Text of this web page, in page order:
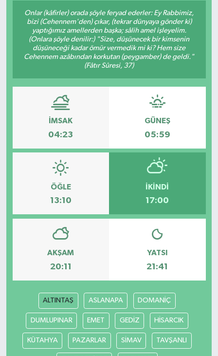
Onlar (kâfirler) orada şöyle feryad ederler: Ey Rabbimiz,
bizi (Cehennem'den) çıkar, (tekrar dünyaya gönder ki)
yaptığımız amellerden başka; sâlih amel işleyelim.
(Onlara şöyle denilir:) "Size, düşünecek bir kimsenin
düşüneceği kadar ömür vermedik mi ki? Hem size
Cehennem azâbından korkutan (peygamber) de geldi."
(Fâtır Sûresi, 37)
İMSAK
04:23
GÜNEŞ
05:59
ÖĞLE
13:10
İKINDI
17:00
AKŞAM
20:11
YATSI
21:41
ALTINTAŞ ASLANAPA DOMANİÇ
DUMLUPINAR EMET GEDİZ HİSARCIK
KÜTAHYA PAZARLAR SİMAV TAVŞANLI
Siyaset
Spor
Yaşam